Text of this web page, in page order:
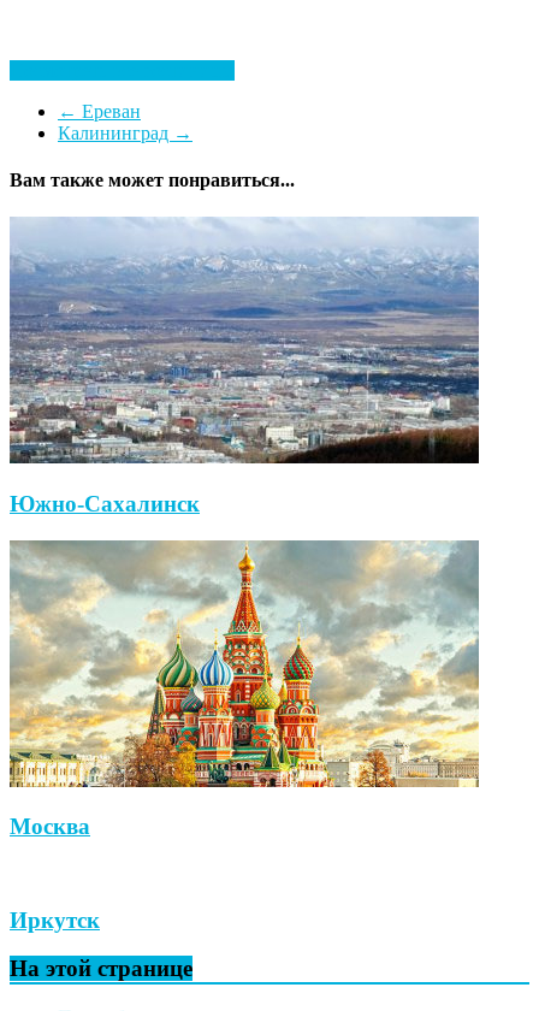
← Ереван
Калининград →
Вам также может понравиться...
Южно-Сахалинск
Москва
Иркутск
На этой странице